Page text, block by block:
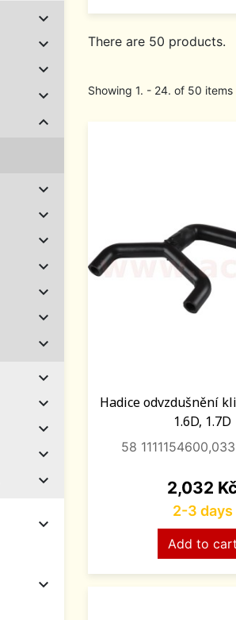



















There are 50 products.
Showing 1. - 24. of 50 items
Hadice odvzdušnění
1.6D, 1.7D
58
Price
2,032
2-3 days
Add to cart